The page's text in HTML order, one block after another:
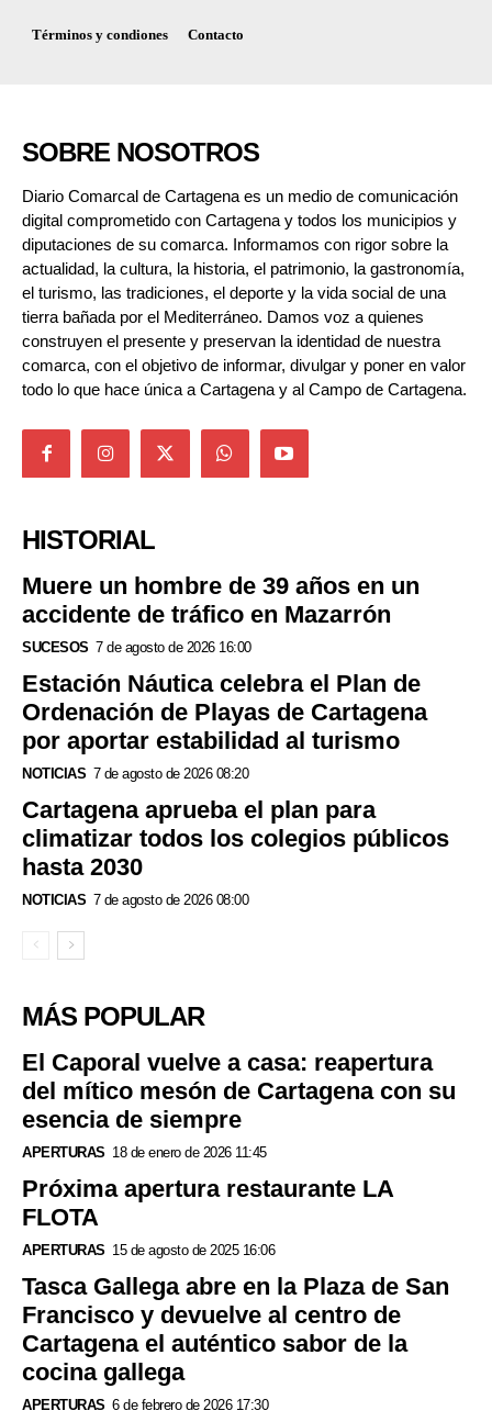
Términos y condiones Contacto
SOBRE NOSOTROS
Diario Comarcal de Cartagena es un medio de comunicación
digital comprometido con Cartagena y todos los municipios y
diputaciones de su comarca. Informamos con rigor sobre la
actualidad, la cultura, la historia, el patrimonio, la gastronomía,
el turismo, las tradiciones, el deporte y la vida social de una
tierra bañada por el Mediterráneo. Damos voz a quienes
construyen el presente y preservan la identidad de nuestra
comarca, con el objetivo de informar, divulgar y poner en valor
todo lo que hace única a Cartagena y al Campo de Cartagena.
HISTORIAL
Muere un hombre de 39 años en un
accidente de tráfico en Mazarrón
SUCESOS 7 de agosto de 2026 16:00
Estación Náutica celebra el Plan de
Ordenación de Playas de Cartagena
por aportar estabilidad al turismo
NOTICIAS 7 de agosto de 2026 08:20
Cartagena aprueba el plan para
climatizar todos los colegios públicos
hasta 2030
NOTICIAS 7 de agosto de 2026 08:00
MÁS POPULAR
El Caporal vuelve a casa: reapertura
del mítico mesón de Cartagena con su
esencia de siempre
APERTURAS 18 de enero de 2026 11:45
Próxima apertura restaurante LA
FLOTA
APERTURAS 15 de agosto de 2025 16:06
Tasca Gallega abre en la Plaza de San
Francisco y devuelve al centro de
Cartagena el auténtico sabor de la
cocina gallega
APERTURAS 6 de febrero de 2026 17:30